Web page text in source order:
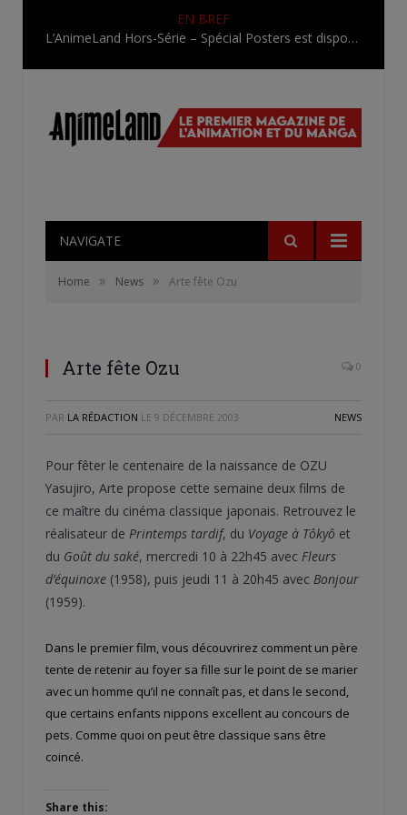
EN BREF
L’AnimeLand Hors-Série – Spécial Posters est disponible !
NAVIGATE
Home » News » Arte fête Ozu
Arte fête Ozu 0
PAR LA RÉDACTION LE 9 DÉCEMBRE 2003 NEWS
Pour fêter le centenaire de la naissance de OZU
Yasujiro, Arte propose cette semaine deux films de
ce maître du cinéma classique japonais. Retrouvez le
réalisateur de Printemps tardif, du Voyage à Tôkyô et
du Goût du saké, mercredi 10 à 22h45 avec Fleurs
d’équinoxe (1958), puis jeudi 11 à 20h45 avec Bonjour
(1959).
Dans le premier film, vous découvrirez comment un père
tente de retenir au foyer sa fille sur le point de se marier
avec un homme qu’il ne connaît pas, et dans le second,
que certains enfants nippons excellent au concours de
pets. Comme quoi on peut être classique sans être
coincé.
Share this: